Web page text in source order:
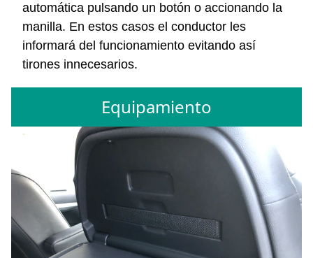
automática pulsando un botón o accionando la
manilla. En estos casos el conductor les
informará del funcionamiento evitando así
tirones innecesarios.
Equipamiento